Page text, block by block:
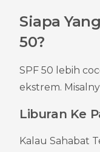
Siapa
50?
SPF 50 lebih
ekstrem.
Liburan Ke
Kalau Sahabat